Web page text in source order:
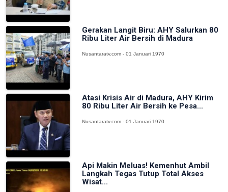
Gerakan Langit Biru: AHY Salurkan 80
Ribu Liter Air Bersih di Madura
Nusantaratv.com - 01 Januari 1970
Atasi Krisis Air di Madura, AHY Kirim
80 Ribu Liter Air Bersih ke Pesa...
Nusantaratv.com - 01 Januari 1970
Api Makin Meluas! Kemenhut Ambil
Langkah Tegas Tutup Total Akses
Wisat...